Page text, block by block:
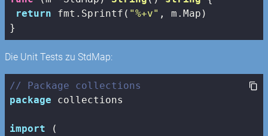
return fmt.Sprintf( "%+v" , m.Map)
}
Die Unit Tests zu StdMap:
// Package collections
package collections
import (